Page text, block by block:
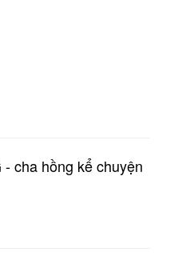
cha hồng kể chuyện